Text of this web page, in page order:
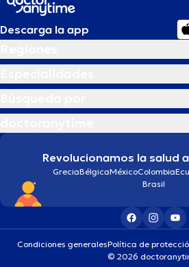
Descarga la app
Revolucionamos la salud
GreciaBélgicaMéxicoColombia
Brasil
Condiciones generalesPolítica de
© 2026